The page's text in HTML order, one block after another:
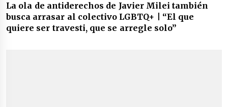
La ola de antiderechos de Javier Milei también
busca arrasar al colectivo LGBTQ+ | “El que
quiere ser travesti, que se arregle solo”